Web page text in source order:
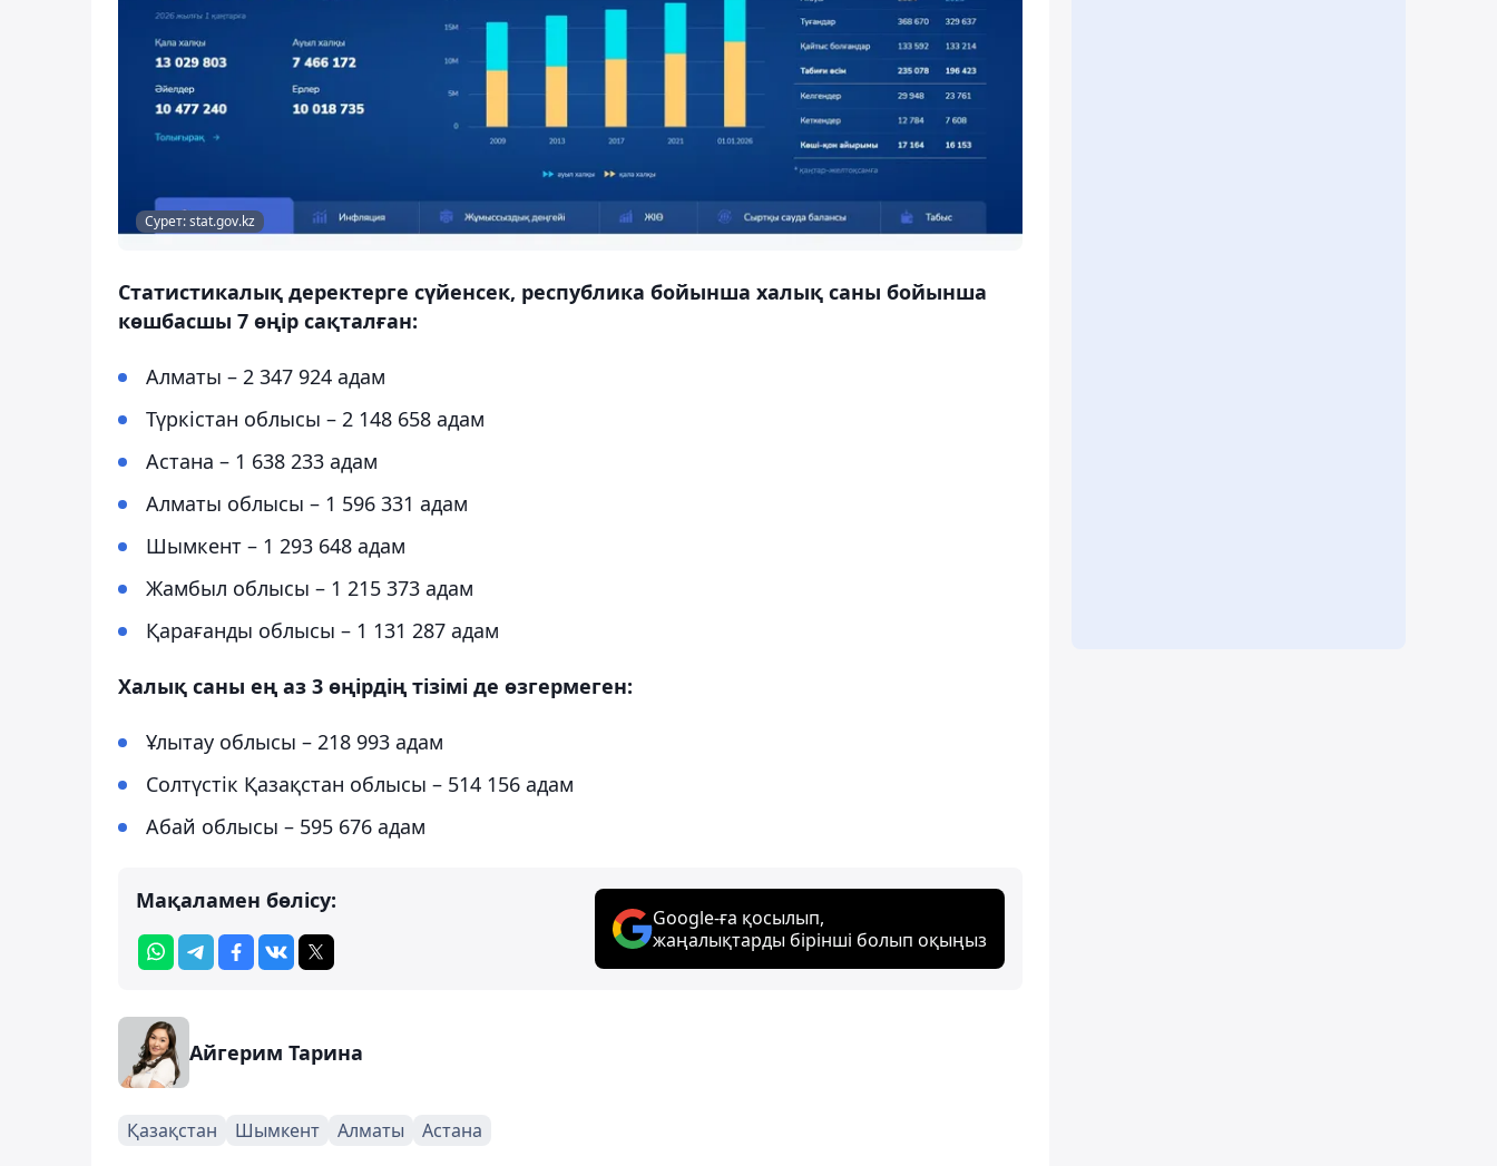
Сурет: stat.gov.kz
Статистикалық деректерге сүйенсек, республика бойынша халық саны бойынша
көшбасшы 7 өңір сақталған:
Алматы – 2 347 924 адам
Түркістан облысы – 2 148 658 адам
Астана – 1 638 233 адам
Алматы облысы – 1 596 331 адам
Шымкент – 1 293 648 адам
Жамбыл облысы – 1 215 373 адам
Қарағанды облысы – 1 131 287 адам
Халық саны ең аз 3 өңірдің тізімі де өзгермеген:
Ұлытау облысы – 218 993 адам
Солтүстік Қазақстан облысы – 514 156 адам
Абай облысы – 595 676 адам
Мақаламен бөлісу:
Google-ға қосылып,
жаңалықтарды бірінші болып оқыңыз
Айгерим Тарина
Қазақстан Шымкент Алматы Астана